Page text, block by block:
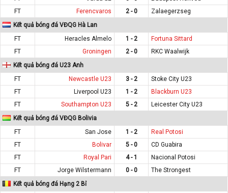
FT
Ferencvaros 2 - 0
Zalaegerzseg
Kết quả bóng đá VĐQG Hà Lan
FT
Heracles Almelo 1 - 2
Fortuna Sittard
FT
Groningen 2 - 0
RKC Waalwijk
Kết quả bóng đá U23 Anh
FT
Newcastle U23 3 - 2
Stoke City U23
FT
Liverpool U23 1 - 2
Blackburn U23
FT
Southampton U23 5 - 2
Leicester City U23
Kết quả bóng đá VĐQG Bolivia
FT
San Jose 1 - 2
Real Potosi
FT
Bolivar 5 - 0
CD Guabira
FT
Royal Pari 4 - 1
Nacional Potosi
FT
Jorge Wilstermann 0 - 0
The Strongest
Kết quả bóng đá Hạng 2 Bỉ